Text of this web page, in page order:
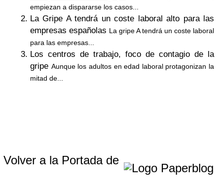
empiezan a dispararse los casos...
La Gripe A tendrá un coste laboral alto para las
empresas españolas La gripe A tendrá un coste laboral
para las empresas...
Los centros de trabajo, foco de contagio de la
gripe Aunque los adultos en edad laboral protagonizan la
mitad de...
Volver a la Portada de